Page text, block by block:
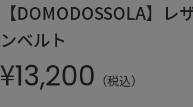
【DOMODOSSOLA】レ
ンベルト
¥13,200 （税込）